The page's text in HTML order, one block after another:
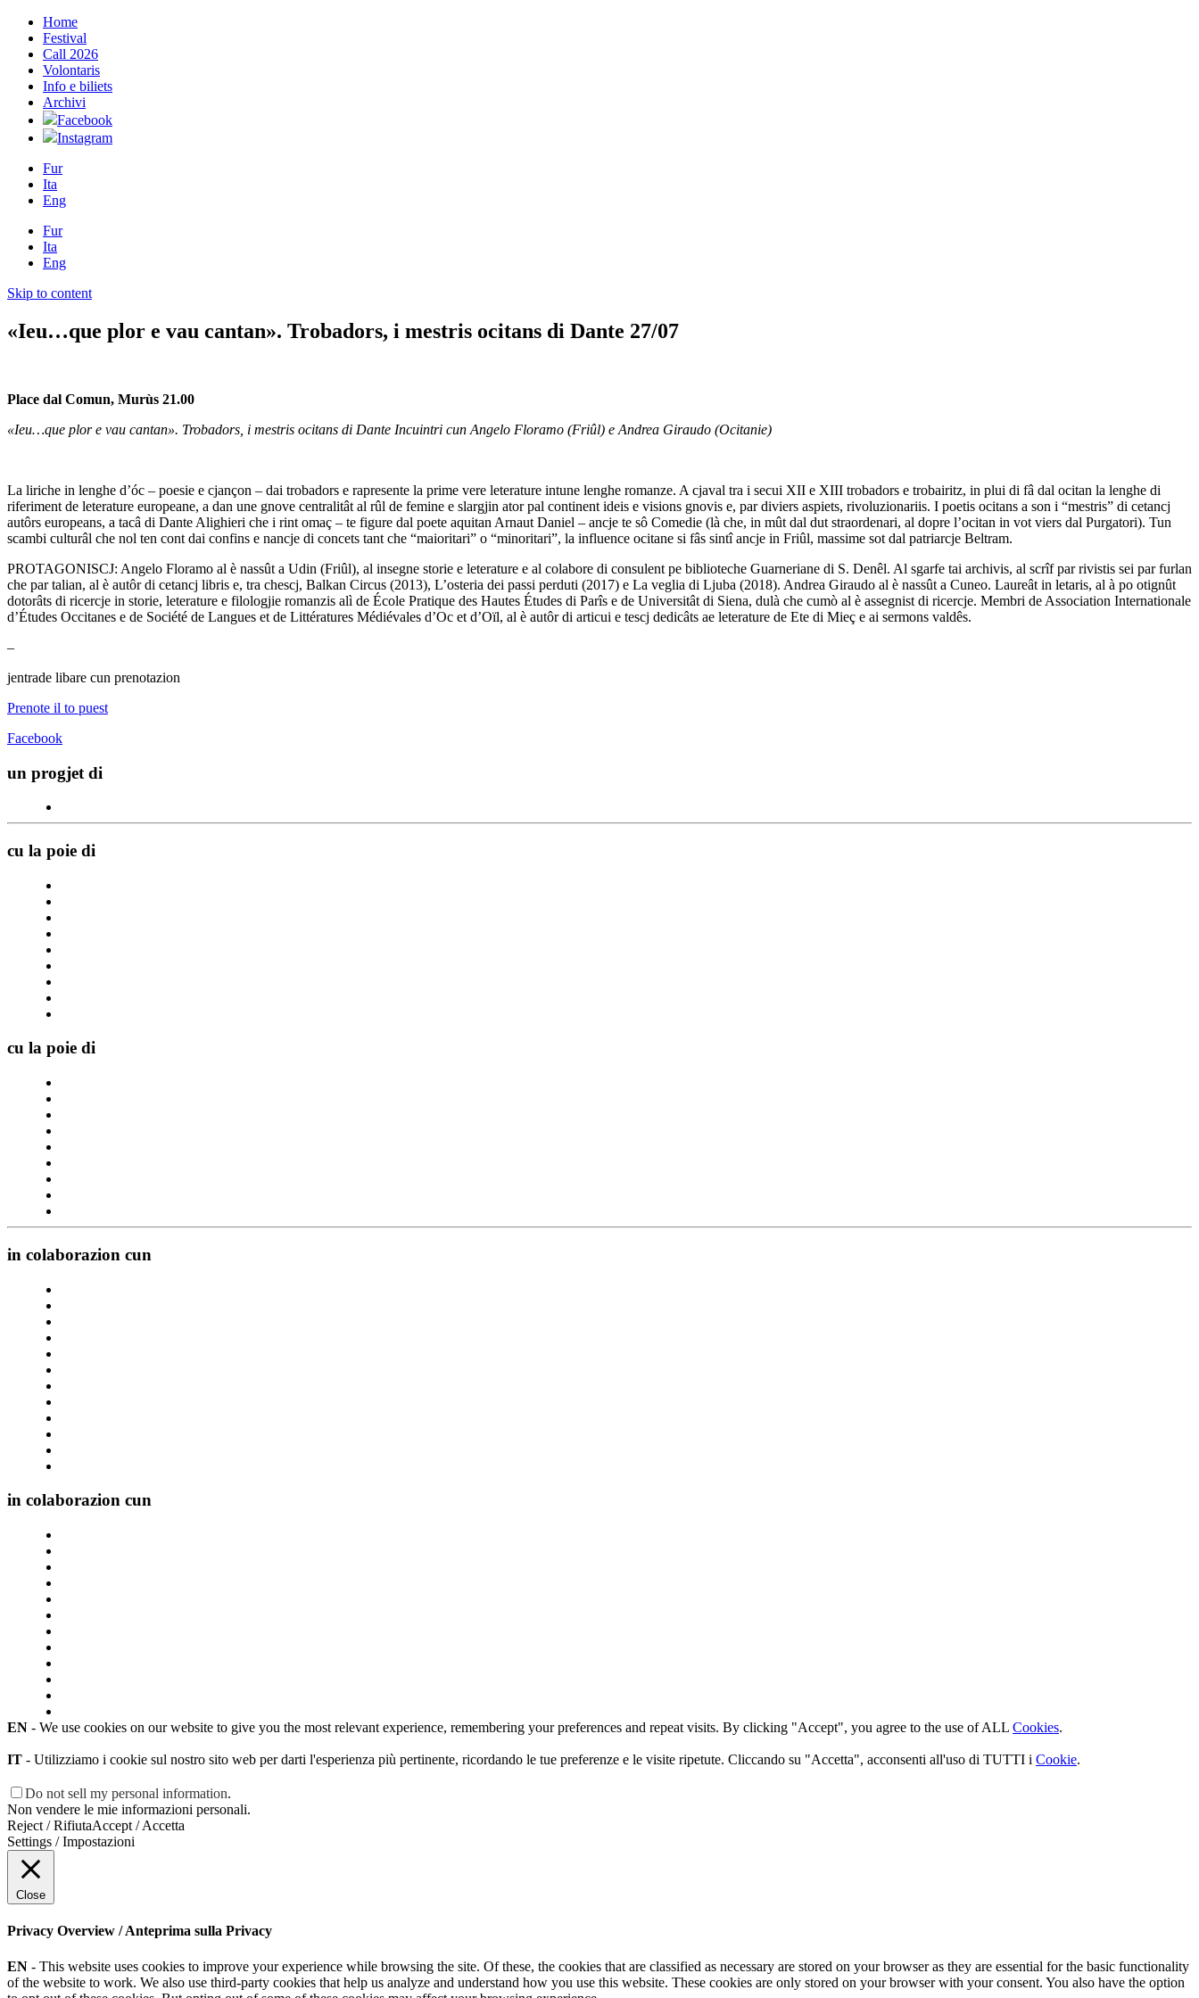
Home
Festival
Call 2026
Volontaris
Info e biliets
Archivi
Facebook
Instagram
Fur
Ita
Eng
Fur
Ita
Eng
Skip to content
«Ieu…que plor e vau cantan». Trobadors, i mestris ocitans di Dante 27/07
Place dal Comun, Murùs 21.00
«Ieu…que plor e vau cantan». Trobadors, i mestris ocitans di Dante Incuintri cun Angelo Floramo (Friûl) e Andrea Giraudo (Ocitanie)
La liriche in lenghe d’óc – poesie e cjançon – dai trobadors e rapresente la prime vere leterature intune lenghe romanze. A cjaval tra i secui XII e XIII trobadors e trobairitz, in plui di fâ dal ocitan la lenghe di
riferiment de leterature europeane, a dan une gnove centralitât al rûl de femine e slargjin ator pal continent ideis e visions gnovis e, par diviers aspiets, rivoluzionariis. I poetis ocitans a son i “mestris” di cetancj
autôrs europeans, a tacâ di Dante Alighieri che i rint omaç – te figure dal poete aquitan Arnaut Daniel – ancje te sô Comedie (là che, in mût dal dut straordenari, al dopre l’ocitan in vot viers dal Purgatori). Tun
scambi culturâl che nol ten cont dai confins e nancje di concets tant che “maioritari” o “minoritari”, la influence ocitane si fâs sintî ancje in Friûl, massime sot dal patriarcje Beltram.
PROTAGONISCJ: Angelo Floramo al è nassût a Udin (Friûl), al insegne storie e leterature e al colabore di consulent pe biblioteche Guarneriane di S. Denêl. Al sgarfe tai archivis, al scrîf par rivistis sei par furlan
che par talian, al è autôr di cetancj libris e, tra chescj, Balkan Circus (2013), L’osteria dei passi perduti (2017) e La veglia di Ljuba (2018). Andrea Giraudo al è nassût a Cuneo. Laureât in letaris, al à po otignût
dotorâts di ricercje in storie, leterature e filologjie romanzis alì de École Pratique des Hautes Études di Parîs e de Universitât di Siena, dulà che cumò al è assegnist di ricercje. Membri de Association Internationale
d’Études Occitanes e de Société de Langues et de Littératures Médiévales d’Oc et d’Oïl, al è autôr di articui e tescj dedicâts ae leterature de Ete di Mieç e ai sermons valdês.
–
jentrade libare cun prenotazion
Prenote il to puest
Facebook
un progjet di
cu la poie di
cu la poie di
in colaborazion cun
in colaborazion cun
EN - We use cookies on our website to give you the most relevant experience, remembering your preferences and repeat visits. By clicking "Accept", you agree to the use of ALL Cookies.
IT - Utilizziamo i cookie sul nostro sito web per darti l'esperienza più pertinente, ricordando le tue preferenze e le visite ripetute. Cliccando su "Accetta", acconsenti all'uso di TUTTI i Cookie.
Do not sell my personal information.
Non vendere le mie informazioni personali.
Reject / RifiutaAccept / Accetta
Settings / Impostazioni
Close
Privacy Overview / Anteprima sulla Privacy
EN - This website uses cookies to improve your experience while browsing the site. Of these, the cookies that are classified as necessary are stored on your browser as they are essential for the basic functionality
of the website to work. We also use third-party cookies that help us analyze and understand how you use this website. These cookies are only stored on your browser with your consent. You also have the option